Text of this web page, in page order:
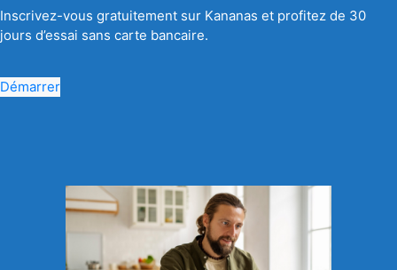
Inscrivez-vous gratuitement sur Kananas et profitez de 30
jours d’essai sans carte bancaire.
Démarrer